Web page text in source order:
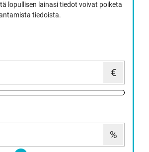
lopullisen lainasi tiedot voivat poiketa
tiedoista.